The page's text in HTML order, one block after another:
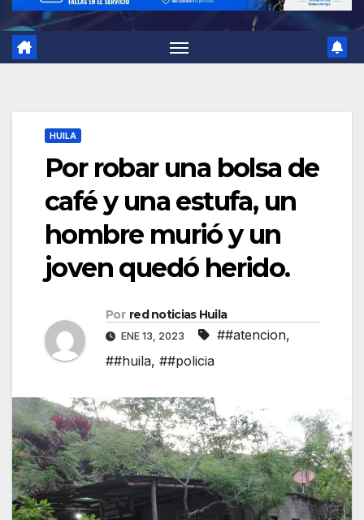
HUILA
Por robar una bolsa de
café y una estufa, un
hombre murió y un
joven quedó herido.
Por red noticias Huila
ENE 13, 2023 ##atencion,
##huila, ##policia